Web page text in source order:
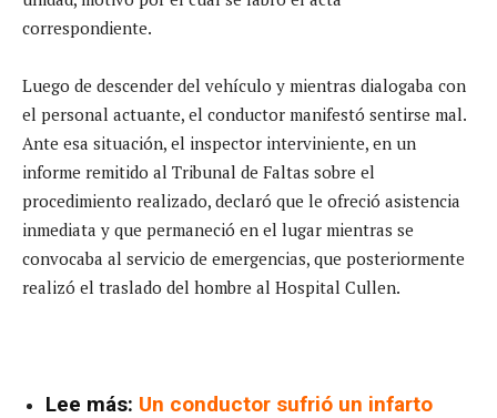
correspondiente.
Luego de descender del vehículo y mientras dialogaba con
el personal actuante, el conductor manifestó sentirse mal.
Ante esa situación, el inspector interviniente, en un
informe remitido al Tribunal de Faltas sobre el
procedimiento realizado, declaró que le ofreció asistencia
inmediata y que permaneció en el lugar mientras se
convocaba al servicio de emergencias, que posteriormente
realizó el traslado del hombre al Hospital Cullen.
Lee más: Un conductor sufrió un infarto